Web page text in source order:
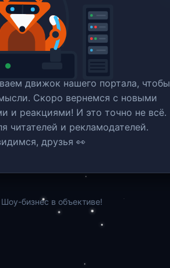
движок нашего портала, чтобы
Скоро вернемся c новыми
и реакциями! И это точно не всё.
читателей и рекламодателей.
друзья 👀
бизнес в объективе!